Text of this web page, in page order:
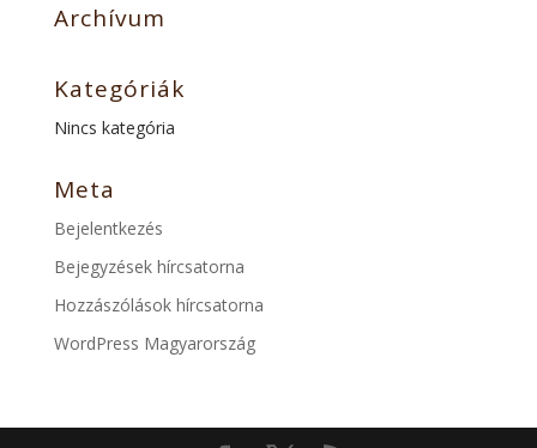
Archívum
Kategóriák
Nincs kategória
Meta
Bejelentkezés
Bejegyzések hírcsatorna
Hozzászólások hírcsatorna
WordPress Magyarország